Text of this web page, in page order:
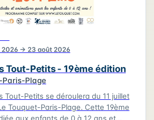
2026 → 23 août 2026
Tout-Petits - 19ème édition
Paris-Plage
Tout-Petits se déroulera du 11 juillet
Paris-Plage. Cette 19ème